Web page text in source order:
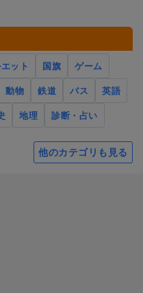
ット 国旗
ゲーム
動物 鉄道 バス
英語
地理 診断・占い
他のカテゴリも見る